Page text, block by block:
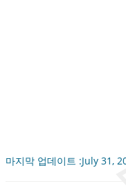
마지막 업데이트 :July 31,